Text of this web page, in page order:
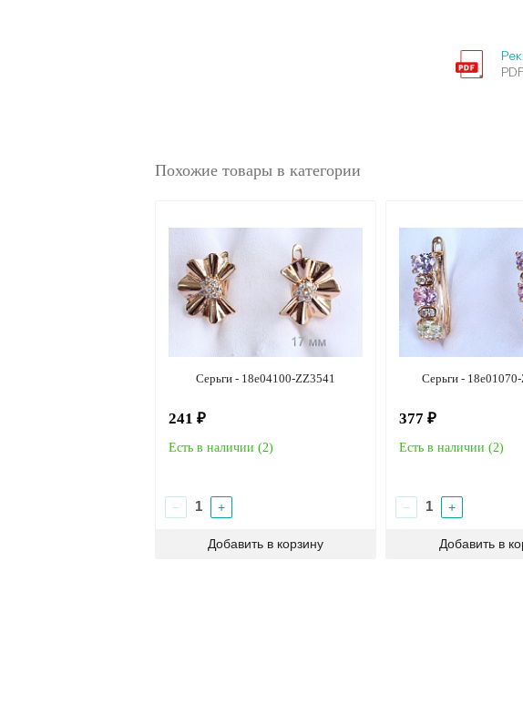
Похожие товары в категории
Серьги - 18e04100-ZZ3541
241 ₽
Есть в наличии (2)
− +
Серьги -
377 ₽
Есть в наличии (2)
− +